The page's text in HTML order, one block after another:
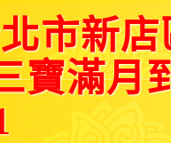
市新
寶滿月